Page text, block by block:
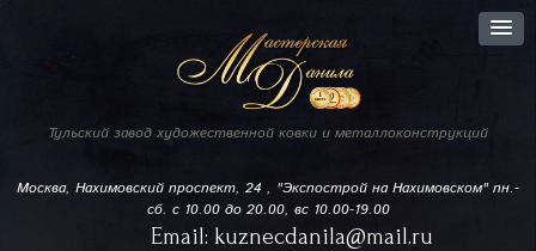
Тульский завод художественной ковки и металлоконструкций
Москва, Нахимовский проспект, 24 , "Экспострой на Нахимовском"пн.-
сб. с 10.00 до 20.00, вс 10.00-19.00
Email: kuznecdanila@mail.ru